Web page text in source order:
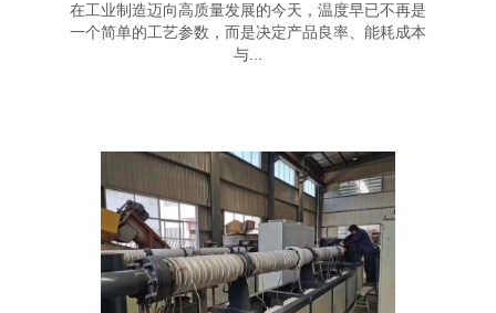
在工业制造迈向高质量发展的今天，温度早已不再是
一个简单的工艺参数，而是决定产品良率、能耗成本
与...